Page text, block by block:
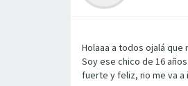
Holaaa a todos ojalá
Soy ese chico de 16
fuerte y feliz, no me va